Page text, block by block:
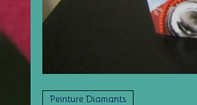
Peinture Diamants